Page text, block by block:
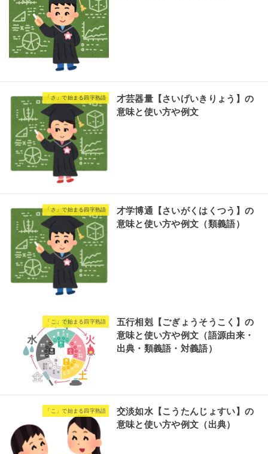
「さ」で始まる四字熟語
才芸器量【さいげいきりょう】の
意味と使い方や例文
「さ」で始まる四字熟語
才学博通【さいがくはくつう】の
意味と使い方や例文（類義語）
「こ」で始まる四字熟語
五行相剋【ごぎょうそうこく】の
意味と使い方や例文（語源由来・
出典・類義語・対義語）
「こ」で始まる四字熟語
交淡如水【こうたんじょすい】の
意味と使い方や例文（出典）